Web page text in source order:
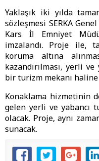
Yaklaşık iki yılda
sözleşmesi SERKA
Kars İl Emniyet
imzalandı. Proje ile,
koruma altına
kazandırılması, yerli
bir turizm mekanı
Konaklama hizmetinin
gelen yerli ve yabancı
olacak. Proje, aynı
sunacak.